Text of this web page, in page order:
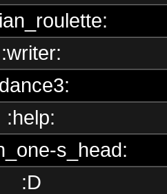
:writer:
:help:
s_head:
:D